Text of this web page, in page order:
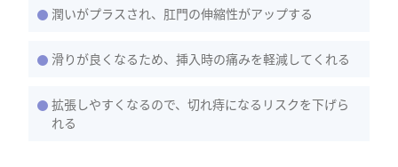
潤いがプラスされ、肛門の伸縮性がアップする
滑りが良くなるため、挿入時の痛みを軽減してくれる
拡張しやすくなるので、切れ痔になるリスクを下げら
れる